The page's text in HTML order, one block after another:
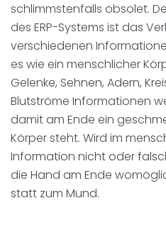
schlimmstenfalls obsolet.
des ERP-Systems ist das
verschiedenen
es wie ein menschlicher
Gelenke, Sehnen, Adern,
Blutströme Informationen
damit am Ende ein
Körper steht. Wird im
Information nicht oder
die Hand am Ende
statt zum Mund.